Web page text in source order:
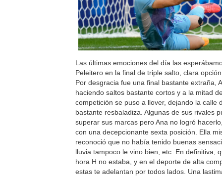
Las últimas emociones del día las
Peleitero en la final de triple salto, clara
Por desgracia fue una final bastante extraña,
haciendo saltos bastante cortos y a la mitad
competición se puso a llover, dejando la calle
bastante resbaladiza. Algunas de sus rivales
superar sus marcas pero Ana no logró
con una decepcionante sexta posición. Ella
reconoció que no había tenido buenas
lluvia tampoco le vino bien, etc. En definitiva,
hora H no estaba, y en el deporte de alta
estas te adelantan por todos lados. Una